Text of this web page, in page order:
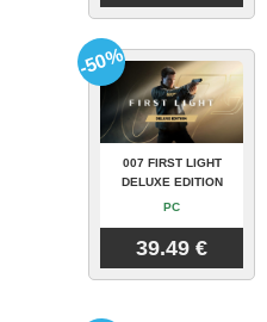
007 FIRST LIGHT
DELUXE EDITION
PC
39.49 €
-50%